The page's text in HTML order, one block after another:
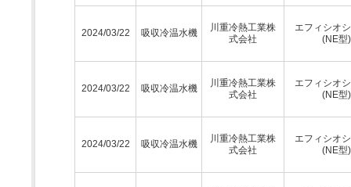
2024/03/22 吸収冷温水機
川重冷熱工業株
式会社
エフィシオ
(NE型)
2024/03/22 吸収冷温水機
川重冷熱工業株
式会社
エフィシオ
(NE型)
2024/03/22 吸収冷温水機
川重冷熱工業株
式会社
エフィシオ
(NE型)